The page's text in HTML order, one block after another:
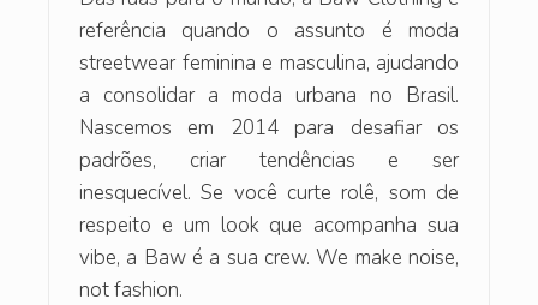
referência quando o assunto é moda
streetwear feminina e masculina, ajudando
a consolidar a moda urbana no Brasil.
Nascemos em 2014 para desafiar os
padrões, criar tendências e ser
inesquecível. Se você curte rolê, som de
respeito e um look que acompanha sua
vibe, a Baw é a sua crew. We make noise,
not fashion.